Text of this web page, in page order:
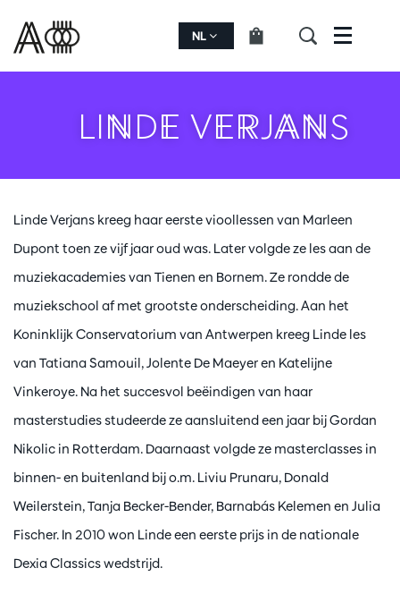
NL Menu
LINDE VERJANS
Linde Verjans kreeg haar eerste vioollessen van Marleen
Dupont toen ze vijf jaar oud was. Later volgde ze les aan de
muziekacademies van Tienen en Bornem. Ze rondde de
muziekschool af met grootste onderscheiding. Aan het
Koninklijk Conservatorium van Antwerpen kreeg Linde les
van Tatiana Samouil, Jolente De Maeyer en Katelijne
Vinkeroye. Na het succesvol beëindigen van haar
masterstudies studeerde ze aansluitend een jaar bij Gordan
Nikolic in Rotterdam. Daarnaast volgde ze masterclasses in
binnen- en buitenland bij o.m. Liviu Prunaru, Donald
Weilerstein, Tanja Becker-Bender, Barnabás Kelemen en Julia
Fischer. In 2010 won Linde een eerste prijs in de nationale
Dexia Classics wedstrijd.